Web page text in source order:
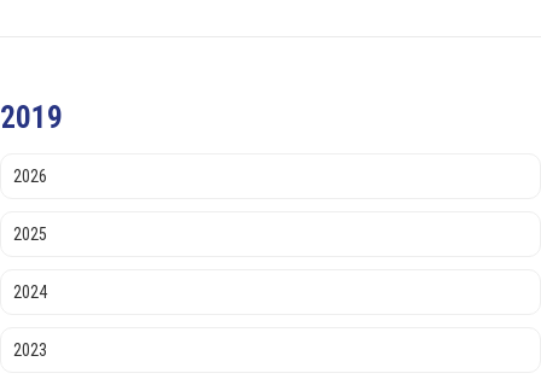
2019
2026
2025
2024
2023